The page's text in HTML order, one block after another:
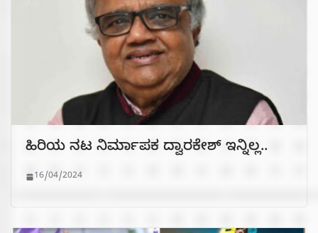
ಹಿರಿಯ ನಟ ನಿರ್ಮಾಪಕ ದ್ವಾರಕೇಶ್ ಇನ್ನಿಲ್ಲ..
16/04/2024